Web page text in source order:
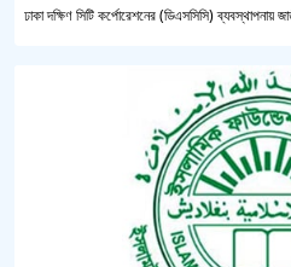
ঢাকা দক্ষিণ সিটি কর্পোরেশনের (ডিএসসিসি)